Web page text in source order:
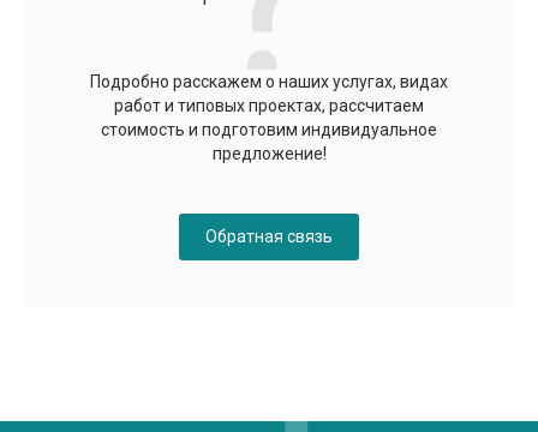
Подробно расскажем о наших услугах, видах
работ и типовых проектах, рассчитаем
стоимость и подготовим индивидуальное
предложение!
Обратная связь